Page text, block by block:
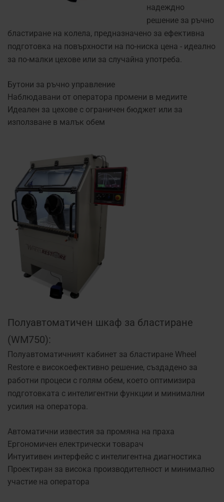
надеждно
решение за ръчно
бластиране на колела, предназначено за ефективна
подготовка на повърхности на по-ниска цена - идеално
за по-малки цехове или за случайна употреба.
Бутони за ръчно управление
Наблюдавани от оператора промени в медиите
Идеален за цехове с ограничен бюджет или за
използване в малък обем
Полуавтоматичен шкаф за бластиране
(WM750):
Полуавтоматичният кабинет за бластиране Wheel
Restore е високоефективно решение, създадено за
работни процеси с голям обем, което оптимизира
подготовката с интелигентни функции и минимални
усилия на оператора.
Автоматични известия за промяна на праха
Ергономичен електрически товарач
Интуитивен интерфейс с интелигентна диагностика
Проектиран за висока производителност и минимално
участие на оператора